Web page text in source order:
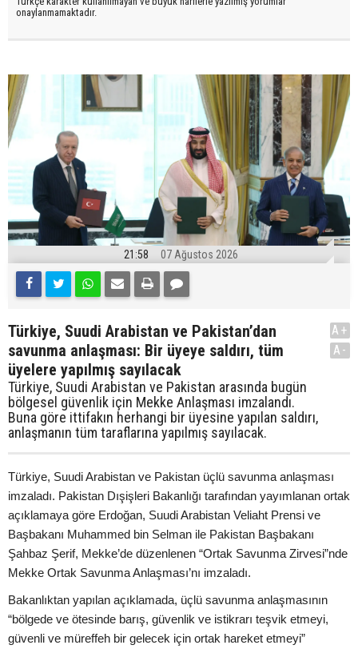
onaylanmamaktadır.
21:58 07 Ağustos 2026
Türkiye, Suudi Arabistan ve Pakistan’dan
savunma anlaşması: Bir üyeye saldırı, tüm
üyelere yapılmış sayılacak
Türkiye, Suudi Arabistan ve Pakistan arasında bugün
bölgesel güvenlik için Mekke Anlaşması imzalandı.
Buna göre ittifakın herhangi bir üyesine yapılan saldırı,
anlaşmanın tüm taraflarına yapılmış sayılacak.
A+
A-
Türkiye, Suudi Arabistan ve Pakistan üçlü savunma anlaşması
imzaladı. Pakistan Dışişleri Bakanlığı tarafından yayımlanan ortak
açıklamaya göre Erdoğan, Suudi Arabistan Veliaht Prensi ve
Başbakanı Muhammed bin Selman ile Pakistan Başbakanı
Şahbaz Şerif, Mekke’de düzenlenen “Ortak Savunma Zirvesi”nde
Mekke Ortak Savunma Anlaşması’nı imzaladı.
Bakanlıktan yapılan açıklamada, üçlü savunma anlaşmasının
“bölgede ve ötesinde barış, güvenlik ve istikrarı teşvik etmeyi,
güvenli ve müreffeh bir gelecek için ortak hareket etmeyi”